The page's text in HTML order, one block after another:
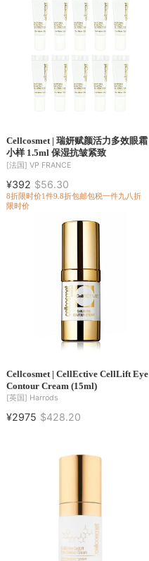
Cellcosmet | 瑞妍赋颜活力多效眼霜
小样 1.5ml 保湿抗皱紧致
[法国] VP FRANCE
¥392 $56.30
8折限时价1件9.8折包邮包税一件九八折
限时价
Cellcosmet | CellEctive CellLift Eye
Contour Cream (15ml)
[英国] Harrods
¥2975 $428.20